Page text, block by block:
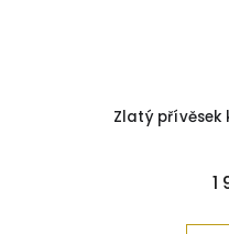
Zlatý přívěsek
1